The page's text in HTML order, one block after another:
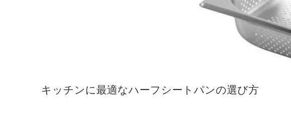
キッチンに最適なハーフシートパンの選び方